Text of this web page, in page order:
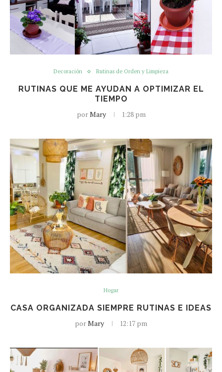
Decoración Rutinas de Orden y Limpieza
RUTINAS QUE ME AYUDAN A OPTIMIZAR EL
TIEMPO
porMary 1:28 pm
Hogar
CASA ORGANIZADA SIEMPRE RUTINAS E IDEAS
porMary 12:17 pm